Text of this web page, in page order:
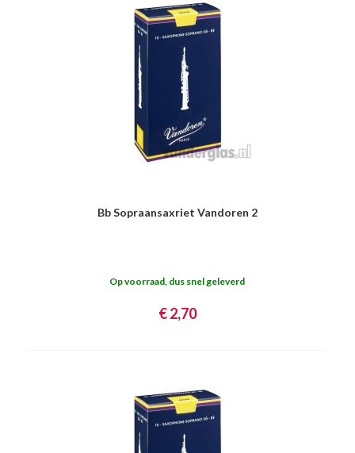
Bb Sopraansaxriet Vandoren 2
Op voorraad, dus snel geleverd
€ 2,70